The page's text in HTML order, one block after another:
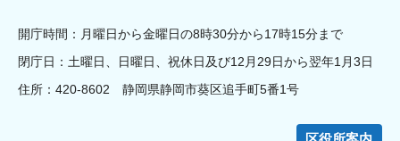
開庁時間：月曜日から金曜日の8時30分から17時15分まで
閉庁日：土曜日、日曜日、祝休日及び12月29日から翌年1月3日
住所：420-8602 静岡県静岡市葵区追手町5番1号